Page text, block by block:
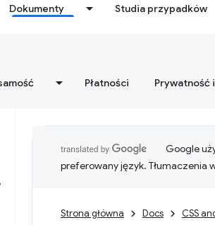
Dokumenty Studia przypadków
Płatności Prywatność
Google
preferowany język. Tłumaczenia
Strona główna Docs CSS